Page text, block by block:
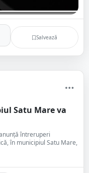
Salvează
Satu Mare va
întreruperi
în municipiul Satu Mare,